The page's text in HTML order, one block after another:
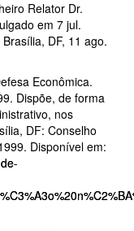
Relator Dr.
em 7 jul.
DF, 11 ago.
Econômica.
Dispõe, de forma
nos
DF: Conselho
Disponível em: